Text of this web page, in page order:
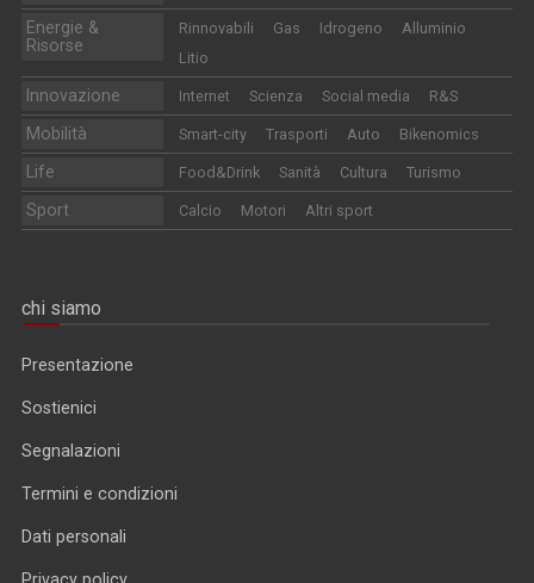
Energie &
Risorse
Rinnovabili Gas Idrogeno
Alluminio
Litio
Innovazione Internet Scienza Social media R&S
Mobilità Smart-city Trasporti Auto Bikenomics
Life Food&Drink Sanità Cultura Turismo
Sport Calcio Motori Altri sport
chi siamo
Presentazione
Sostienici
Segnalazioni
Termini e condizioni
Dati personali